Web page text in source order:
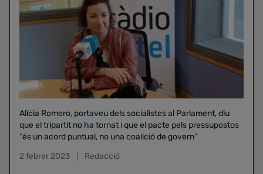
Alícia Romero, portaveu dels socialistes al Parlament, diu
que el tripartit no ha tornat i que el pacte pels pressupostos
“és un acord puntual, no una coalició de govern”
2 febrer 2023
Redacció